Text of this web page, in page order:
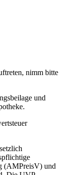
nimm bitte
und
(AMPreisV) und